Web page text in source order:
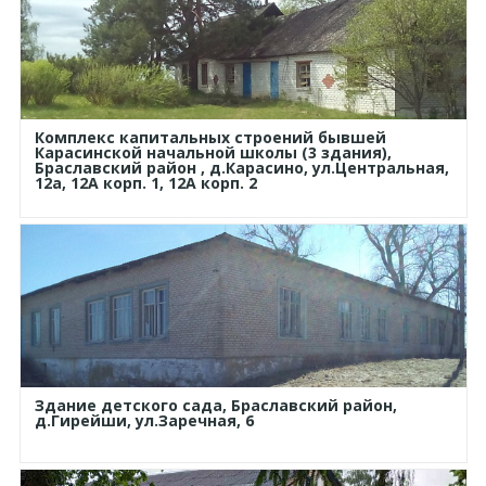
Комплекс капитальных строений бывшей
Карасинской начальной школы (3 здания),
Браславский район , д.Карасино, ул.Центральная,
12а, 12А корп. 1, 12А корп. 2
Здание детского сада, Браславский район,
д.Гирейши, ул.Заречная, 6